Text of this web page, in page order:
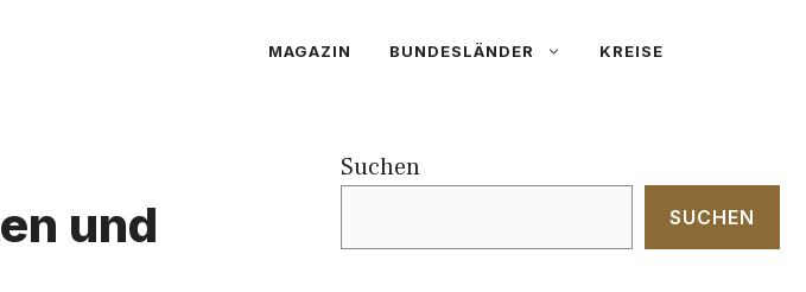
MAGAZIN BUNDESLÄNDER KREISE
und
Suchen
SUCHEN